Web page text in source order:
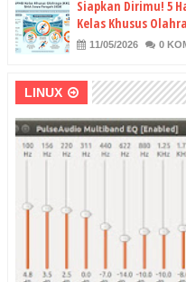
Siapkan Dirimu! 5
Kelas Khusus
11/05/2026 0
LINUX